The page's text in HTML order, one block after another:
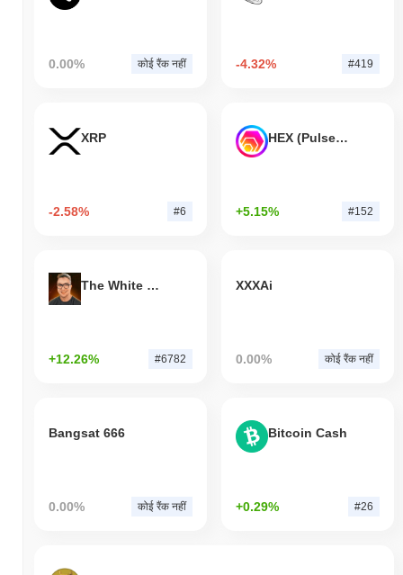
0.00% कोई रैंक नहीं -4.32% #419
XRP
-2.58% #6
HEX (Pulsechain)
+5.15% #152
The White Bull
+12.26% #6782
XXXAi
0.00% कोई रैंक नहीं
Bangsat 666
0.00% कोई रैंक नहीं
Bitcoin Cash
+0.29% #26